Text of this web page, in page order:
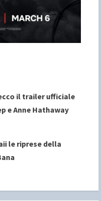
ecco il trailer ufficiale
e Anne Hathaway
le riprese della